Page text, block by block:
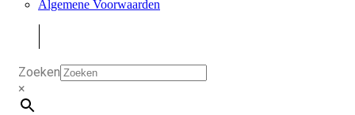
Algemene Voorwaarden
Zoeken
×